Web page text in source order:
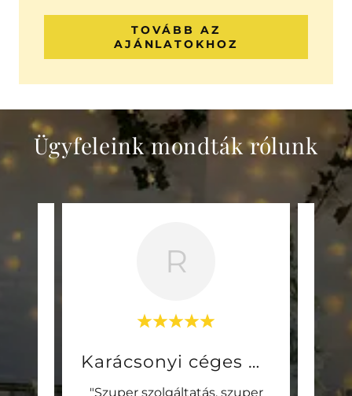
TOVÁBB AZ
AJÁNLATOKHOZ
Ügyfeleink mondták rólunk
R
Karácsonyi céges party
"Szuper szolgáltatás, szuper
"A